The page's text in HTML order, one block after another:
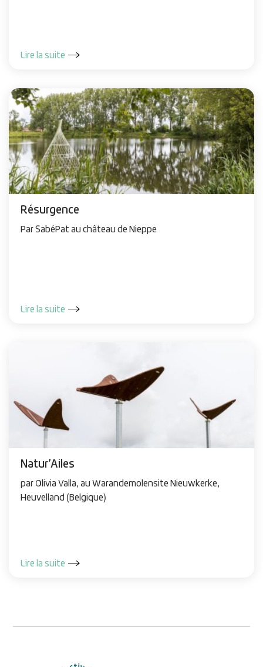
Lire la suite
Résurgence
Par SabéPat au château de Nieppe
Lire la suite
Natur’Ailes
par Olivia Valla, au Warandemolensite Nieuwkerke,
Heuvelland (Belgique)
Lire la suite